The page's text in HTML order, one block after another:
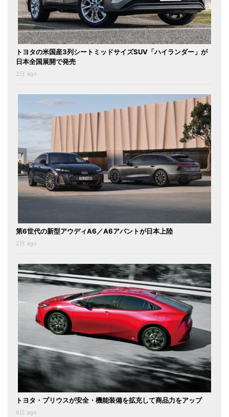
トヨタの米国産3列シートミッドサイズSUV「ハイランダー」が
日本全国展開で発売
2日 ago
第6世代の新型アウディA6／A6アバントが日本上陸
2日 ago
トヨタ・プリウスが安全・機能装備を拡充して商品力をアップ
6日 ago